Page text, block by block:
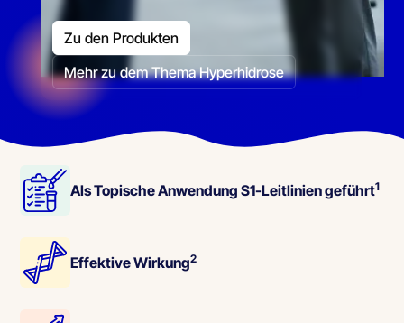
Zu den Produkten
Mehr zu dem Thema Hyperhidrose
Als Topische Anwendung S1-Leitlinien geführt1
Effektive Wirkung2